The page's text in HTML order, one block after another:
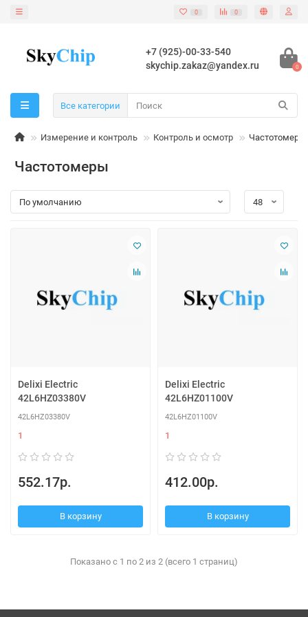
0 0
+7 (925)-00-33-540
skychip.zakaz@yandex.ru
0
Все категории
Измерение и контроль Контроль и осмотр Частотомеры
Частотомеры
Delixi Electric
42L6HZ03380V
42L6HZ03380V
1
552.17р.
В корзину
Delixi Electric
42L6HZ01100V
42L6HZ01100V
1
412.00р.
В корзину
Показано с 1 по 2 из 2 (всего 1 страниц)